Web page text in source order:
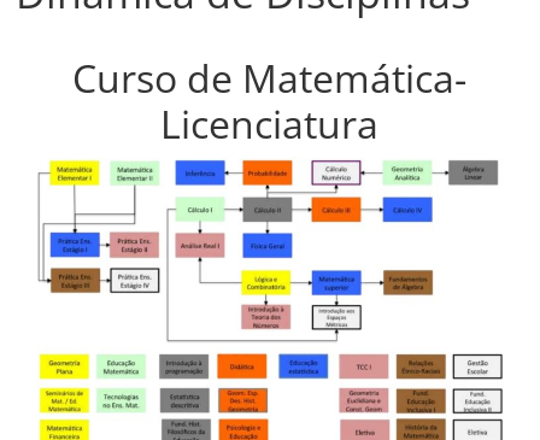
Curso de Matemática-
Licenciatura